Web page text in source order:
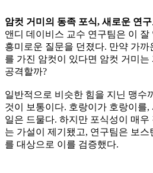
암컷 거미의 동족 포식, 새로운 연
앤디 데이비스 교수 연구팀은 이 잘
흥미로운 질문을 던졌다. 만약 가까
를 가진 암컷이 있다면 암컷 거미는
공격할까?
일반적으로 비슷한 힘을 지닌 맹수
것이 보통이다. 호랑이가 호랑이를
일은 드물다. 하지만 포식성이 매
는 가설이 제기됐고, 연구팀은 보스
를 대상으로 이를 검증했다.